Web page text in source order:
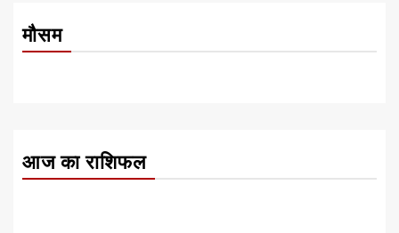
मौसम
आज का राशिफल